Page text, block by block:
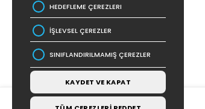
Bizden Haberler
HEDEFLEME ÇEREZLERI
İŞLEVSEL ÇEREZLER
SINIFLANDIRILMAMIŞ ÇEREZLER
KAYDET VE KAPAT